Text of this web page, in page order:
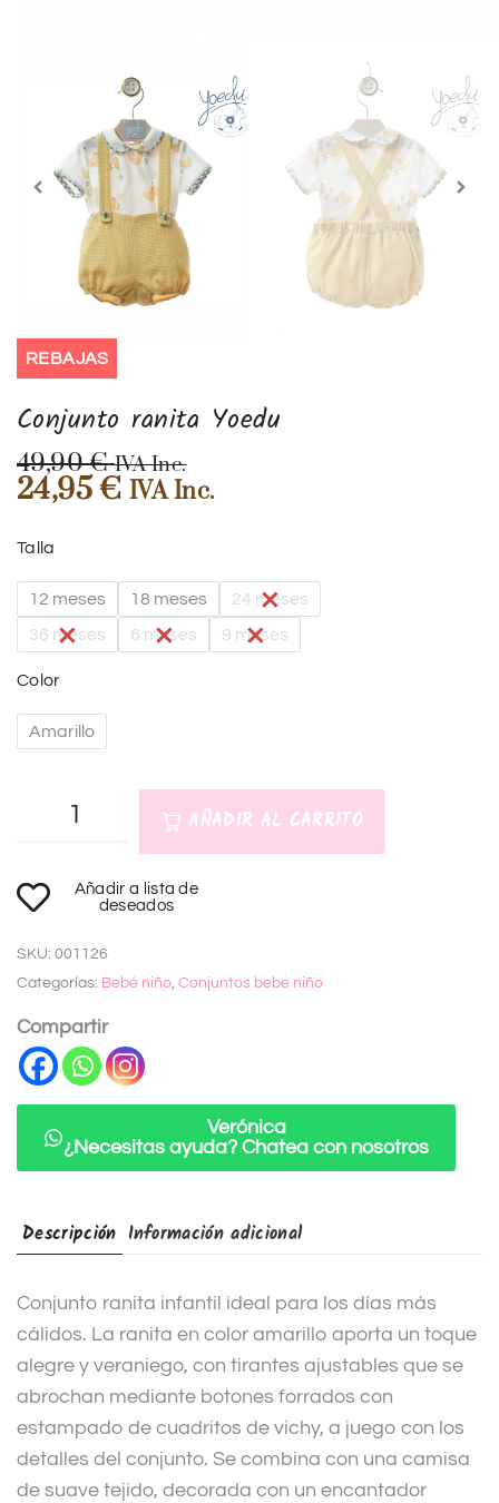
REBAJAS
Conjunto ranita Yoedu
49,90€ IVA Inc.
24,95€ IVA Inc.
Talla
12 meses 18 meses
24 meses
36 meses
6 meses 9 meses
Color
Amarillo
AÑADIR AL CARRITO
l
e
r
n
a
Añadir a lista de
deseados
SKU: 001126
Categorías: Bebé niño, Conjuntos bebe niño
Compartir
Verónica
¿Necesitas ayuda? Chatea con nosotros
Descripción Información adicional
Conjunto ranita infantil ideal para los días más
cálidos. La ranita en color amarillo aporta un toque
alegre y veraniego, con tirantes ajustables que se
abrochan mediante botones forrados con
estampado de cuadritos de vichy, a juego con los
detalles del conjunto. Se combina con una camisa
de suave tejido, decorada con un encantador